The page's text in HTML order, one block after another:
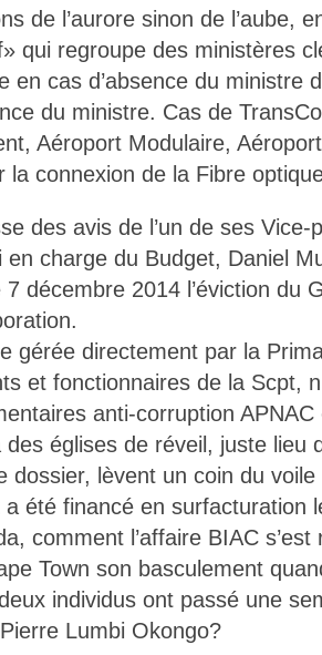
de l’aurore sinon de l’aube,
qui regroupe des ministères
en cas d’absence du ministre
du ministre. Cas de
Aéroport Modulaire,
la connexion de la Fibre
des avis de l’un de ses
en charge du Budget, Daniel
décembre 2014 l’éviction du
gérée directement par la
et fonctionnaires de la Scpt,
anti-corruption
églises de réveil, juste lieu
dossier, lèvent un coin du
été financé en surfacturation
comment l’affaire BIAC
Town son basculement
individus ont passé une
Lumbi Okongo?